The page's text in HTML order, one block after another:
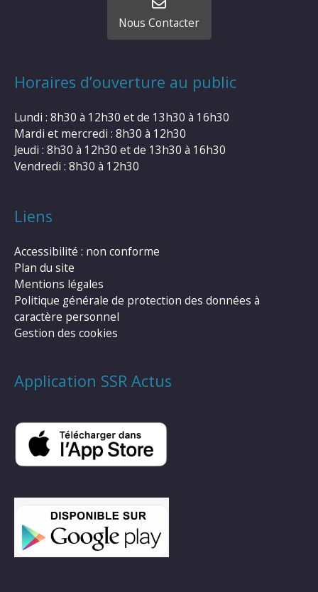
Nous Contacter
Horaires d’ouverture au public
Lundi : 8h30 à 12h30 et de 13h30 à 16h30
Mardi et mercredi : 8h30 à 12h30
Jeudi : 8h30 à 12h30 et de 13h30 à 16h30
Vendredi : 8h30 à 12h30
Liens
Accessibilité : non conforme
Plan du site
Mentions légales
Politique générale de protection des données à
caractère personnel
Gestion des cookies
Application SSR Actus